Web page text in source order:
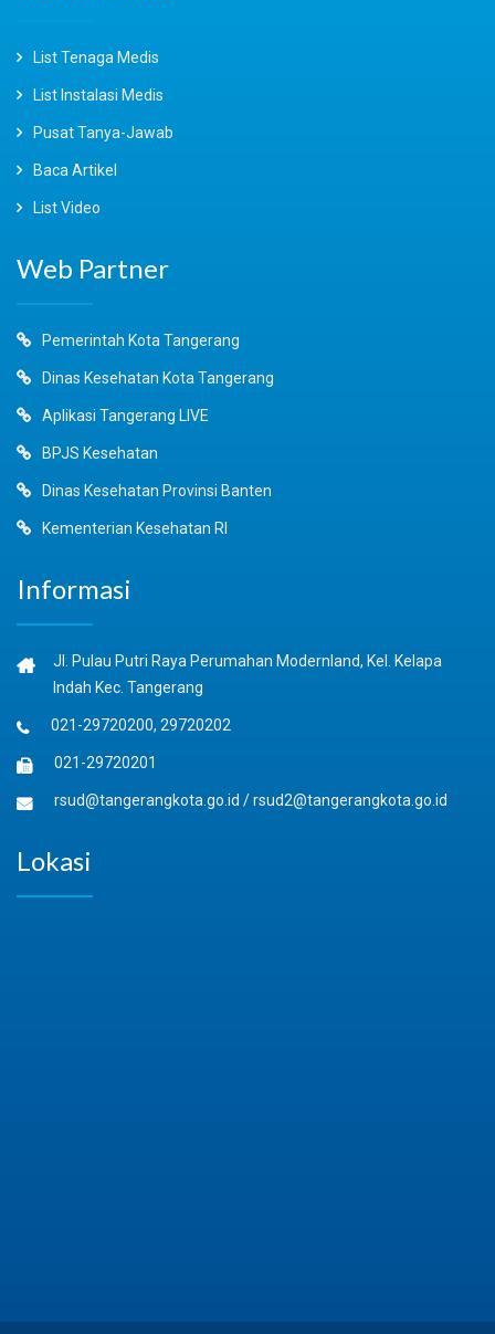
List Tenaga Medis
List Instalasi Medis
Pusat Tanya-Jawab
Baca Artikel
List Video
Web Partner
Pemerintah Kota Tangerang
Dinas Kesehatan Kota Tangerang
Aplikasi Tangerang LIVE
BPJS Kesehatan
Dinas Kesehatan Provinsi Banten
Kementerian Kesehatan RI
Informasi
Jl. Pulau Putri Raya Perumahan Modernland, Kel. Kelapa
Indah Kec. Tangerang
021-29720200, 29720202
021-29720201
rsud@tangerangkota.go.id /rsud2@tangerangkota.go.id
Lokasi